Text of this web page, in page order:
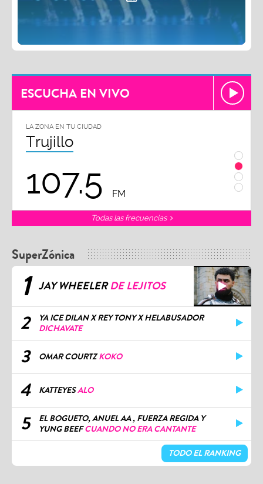
ESCUCHA EN VIVO
LA ZONA EN TU CIUDAD
Chiclayo
102.3
Todas las frecuencias
SuperZónica
1 JAY WHEELERDE LEJITOS
2
YA ICE DILAN X REY TONY X HELABUSADOR
DICHAVATE
3 OMAR COURTZKOKO
4 KATTEYESALO
5
EL BOGUETO, ANUEL AA , FUERZA REGIDA Y
YUNG BEEFCUANDO NO ERA CANTANTE
TODO EL RANKING